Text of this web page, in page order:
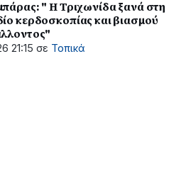
" Η Τριχωνίδα ξανά στη
κερδοσκοπίας και βιασμού
21:15 σε Τοπικά